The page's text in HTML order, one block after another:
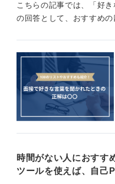
こちらの記事では、「好
の回答として、おすすめの
時間がない人におすす
ツールを使えば、自己